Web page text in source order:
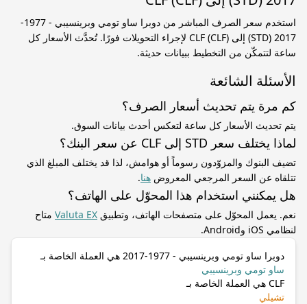
استخدم سعر الصرف المباشر من دوبرا ساو تومي وبرينسيبي - 1977-
2017 (STD) إلى CLF (CLF) لإجراء التحويلات فورًا. تُحدَّث الأسعار كل
ساعة لتتمكّن من التخطيط ببيانات حديثة.
الأسئلة الشائعة
كم مرة يتم تحديث أسعار الصرف؟
يتم تحديث الأسعار كل ساعة لتعكس أحدث بيانات السوق.
لماذا يختلف سعر STD إلى CLF عن سعر البنك؟
تضيف البنوك والمزوّدون رسوماً أو هوامش، لذا قد يختلف المبلغ الذي
تتلقاه عن السعر المرجعي المعروض هنا.
هل يمكنني استخدام هذا المحوّل على الهاتف؟
نعم. يعمل المحوّل على متصفحات الهاتف، وتطبيق Valuta EX متاح
لنظامي iOS وAndroid.
دوبرا ساو تومي وبرينسيبي - 1977-2017 هي العملة الخاصة بـ
ساو تومي وبرينسيبي
CLF هي العملة الخاصة بـ
تشيلي